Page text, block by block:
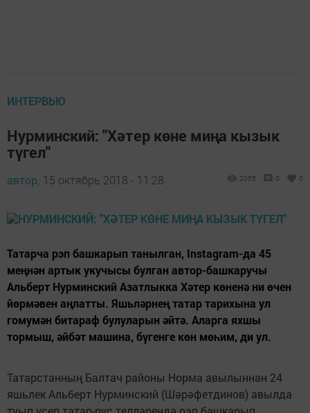
ИНТЕРВЬЮ
Нурминский: "Хәтер көне миңа кызык
түгел"
автор, 15 октябрь 2018 - 11:28 2055 0 0
Татарча рэп башкарып танылган, Instagram-да 45
меңнән артык укучысы булган автор-башкаручы
Альберт Нурминский Азатлыкка Хәтер көненә ни өчен
йөрмәвен аңлатты. Яшьләрнең татар тарихына ул
гомумән битараф булуларын әйтә. Аларга яхшы
тормыш, әйбәт машина, бүгенге көн мөһим, ди ул.
Татарстанның Балтач районы Норма авылыннан 24
яшьлек Альберт Нурминский (Шәрәфетдинов) авылда